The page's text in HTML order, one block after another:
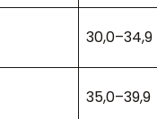
30,0–34,9
35,0–39,9